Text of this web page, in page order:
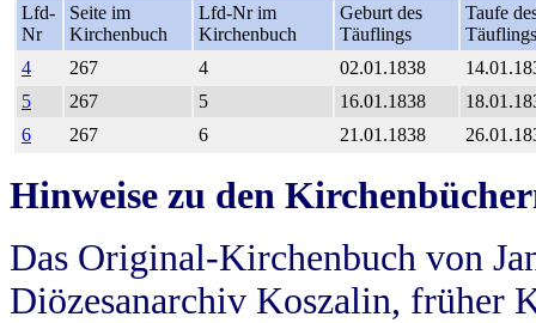
Lfd-
Nr
Seite im
Kirchenbuch
Lfd-Nr im
Kirchenbuch
Geburt des
Täuflings
Taufe
Täuflings
4
267 4 02.01.1838
5
267 5 16.01.1838
6
267 6 21.01.1838
Hinweise zu den
Das Original-Kirchenbuch von
Diözesanarchiv Koszalin, früher